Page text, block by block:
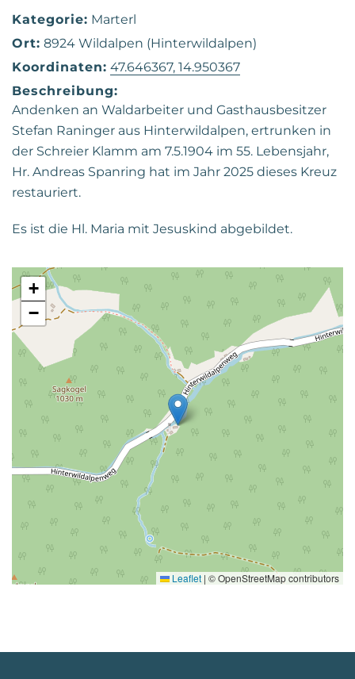
Kategorie: Marterl
Ort: 8924 Wildalpen (Hinterwildalpen)
Koordinaten: 47.646367, 14.950367
Beschreibung:
Andenken an Waldarbeiter und Gasthausbesitzer
Stefan Raninger aus Hinterwildalpen, ertrunken in
der Schreier Klamm am 7.5.1904 im 55. Lebensjahr,
Hr. Andreas Spanring hat im Jahr 2025 dieses Kreuz
restauriert.
Es ist die Hl. Maria mit Jesuskind abgebildet.
+
−
Leaflet | © OpenStreetMap contributors